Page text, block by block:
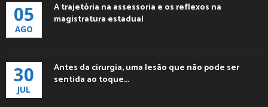
05
AGO
A trajetória na assessoria e os reflexos na
magistratura estadual
30
JUL
Antes da cirurgia, uma lesão que não pode ser
sentida ao toque...